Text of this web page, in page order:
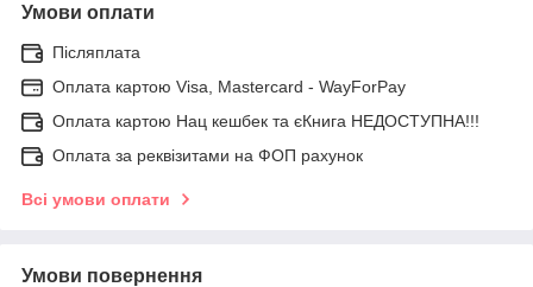
Умови оплати
Післяплата
Оплата картою Visa, Mastercard - WayForPay
Оплата картою Нац кешбек та єКнига НЕДОСТУПНА!!!
Оплата за реквізитами на ФОП рахунок
Всі умови оплати
Умови повернення